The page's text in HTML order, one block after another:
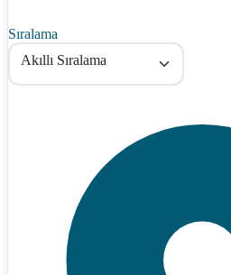
Sıralama
Akıllı Sıralama